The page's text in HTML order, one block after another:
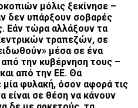
μόλις ξεκίνησε –
δεν υπάρξουν σοβαρές
Εάν τώρα αλλάξουν τα
τραπεζών, σε
μέσα σε ένα
την κυβέρνηση τους –
από την ΕΕ. Θα
φυλακή, όσον αφορά τις
είναι σε θέση να κάνουν